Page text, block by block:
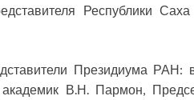
Республики
Президиума РАН:
академик В.Н. Пармон,